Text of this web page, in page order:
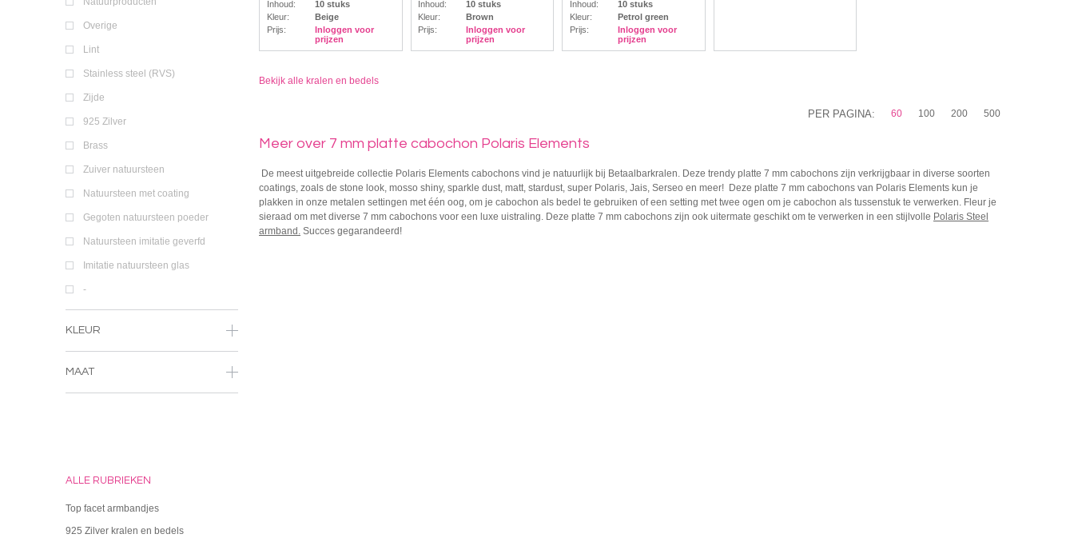
Overige
Lint
Stainless steel (RVS)
Zijde
925 Zilver
Brass
Zuiver natuursteen
Natuursteen met coating
Gegoten natuursteen poeder
Natuursteen imitatie geverfd
Imitatie natuursteen glas
-
KLEUR
MAAT
ALLE RUBRIEKEN
Top facet armbandjes
925 Zilver kralen en bedels
Inhoud:
10 stuks
Kleur:
Beige
Prijs:
Inloggen voor
prijzen
Inhoud:
10 stuks
Kleur:
Brown
Prijs:
Inloggen voor
prijzen
Inhoud:
10 stuks
Kleur:
Petrol green
Prijs:
Inloggen voor
prijzen
Bekijk alle kralen en bedels
60 100 200 500
PER PAGINA:
Meer over 7 mm platte cabochon Polaris Elements
De meest uitgebreide collectie Polaris Elements cabochons vind je natuurlijk bij Betaalbarkralen. Deze trendy platte 7 mm cabochons zijn verkrijgbaar in diverse soorten
coatings, zoals de stone look, mosso shiny, sparkle dust, matt, stardust, super Polaris, Jais, Serseo en meer! Deze platte 7 mm cabochons van Polaris Elements kun je
plakken in onze metalen settingen met één oog, om je cabochon als bedel te gebruiken of een setting met twee ogen om je cabochon als tussenstuk te verwerken. Fleur je
sieraad om met diverse 7 mm cabochons voor een luxe uistraling. Deze platte 7 mm cabochons zijn ook uitermate geschikt om te verwerken in een stijlvolle Polaris Steel
armband. Succes gegarandeerd!